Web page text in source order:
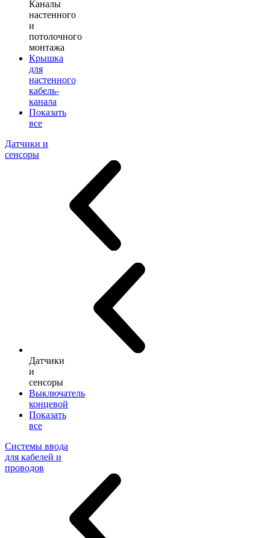
Каналы
настенного
и
потолочного
монтажа
Крышка
для
настенного
кабель-
канала
Показать
все
Датчики и
сенсоры
Датчики
и
сенсоры
Выключатель
концевой
Показать
все
Системы ввода
для кабелей и
проводов